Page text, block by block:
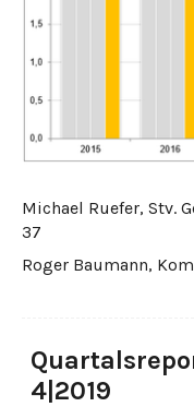
Michael Ruefer, Stv.
37
Roger Baumann,
4|2019